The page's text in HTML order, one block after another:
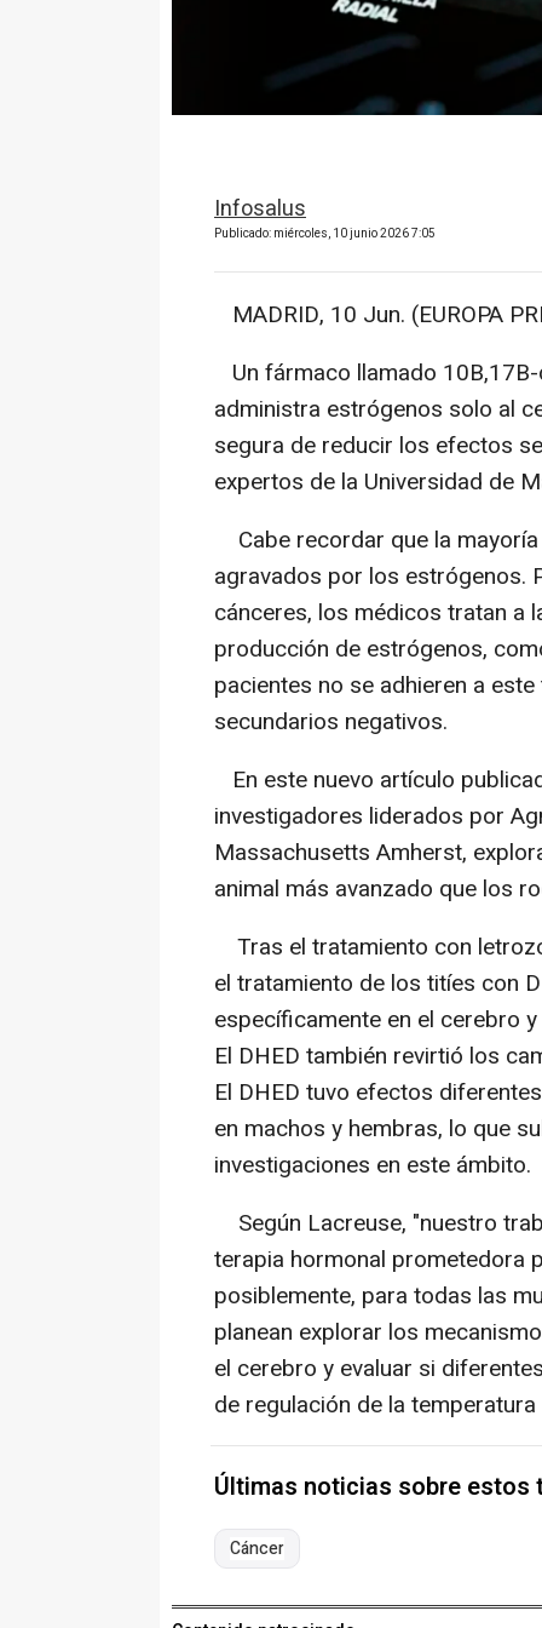
Infosalus
Publicado: miércoles, 10 junio 2026 7:05
MADRID, 10 Jun. (EUROPA
Un fármaco llamado
administra estrógenos solo al
segura de reducir los efectos
expertos de la Universidad de
Cabe recordar que la
agravados por los estrógenos.
cánceres, los médicos tratan a
producción de estrógenos,
pacientes no se adhieren a
secundarios negativos.
En este nuevo artículo
investigadores liderados por
Massachusetts Amherst,
animal más avanzado que los
Tras el tratamiento con
el tratamiento de los titíes con
específicamente en el cerebro
El DHED también revirtió los
El DHED tuvo efectos
en machos y hembras, lo que
investigaciones en este ámbito.
Según Lacreuse, "nuestro
terapia hormonal prometedora
posiblemente, para todas las
planean explorar los
el cerebro y evaluar si
de regulación de la
Últimas noticias sobre estos
Cáncer